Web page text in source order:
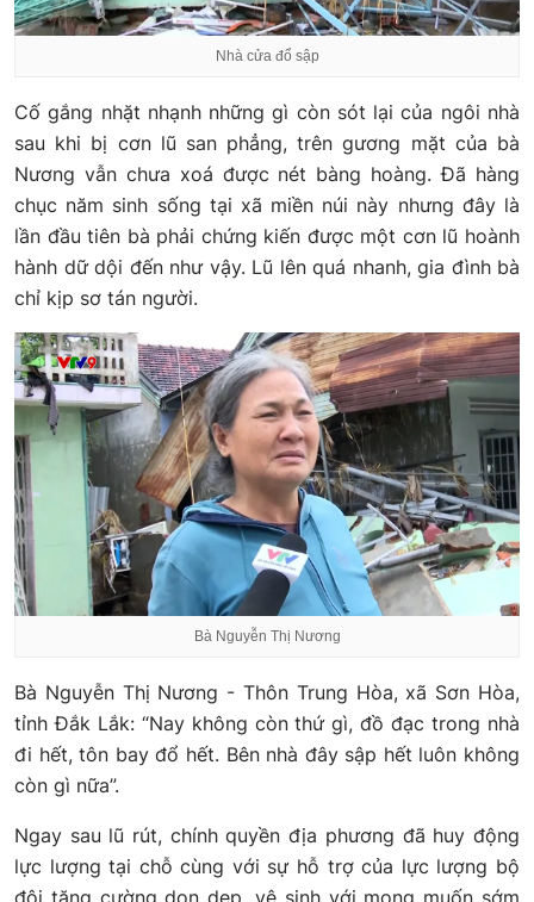
Nhà cửa đổ sập
Cố gắng nhặt nhạnh những gì còn sót lại của ngôi nhà
sau khi bị cơn lũ san phẳng, trên gương mặt của bà
Nương vẫn chưa xoá được nét bàng hoàng. Đã hàng
chục năm sinh sống tại xã miền núi này nhưng đây là
lần đầu tiên bà phải chứng kiến được một cơn lũ hoành
hành dữ dội đến như vậy. Lũ lên quá nhanh, gia đình bà
chỉ kịp sơ tán người.
Bà Nguyễn Thị Nương
Bà Nguyễn Thị Nương - Thôn Trung Hòa, xã Sơn Hòa,
tỉnh Đắk Lắk: “Nay không còn thứ gì, đồ đạc trong nhà
đi hết, tôn bay đổ hết. Bên nhà đây sập hết luôn không
còn gì nữa”.
Ngay sau lũ rút, chính quyền địa phương đã huy động
lực lượng tại chỗ cùng với sự hỗ trợ của lực lượng bộ